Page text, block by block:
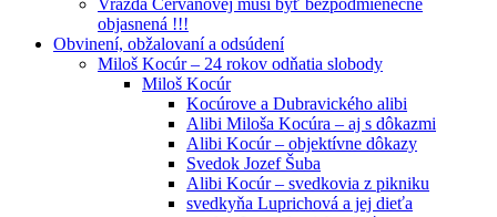
objasnená !!!
Obvinení, obžalovaní a odsúdení
Miloš Kocúr – 24 rokov odňatia slobody
Miloš Kocúr
Kocúrove a Dubravického alibi
Alibi Miloša Kocúra – aj s dôkazmi
Alibi Kocúr – objektívne dôkazy
Svedok Jozef Šuba
Alibi Kocúr – svedkovia z pikniku
svedkyňa Luprichová a jej dieťa